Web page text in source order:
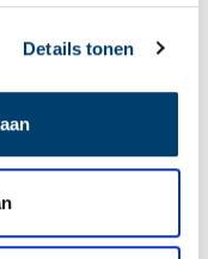
Details tonen
met elke storm is